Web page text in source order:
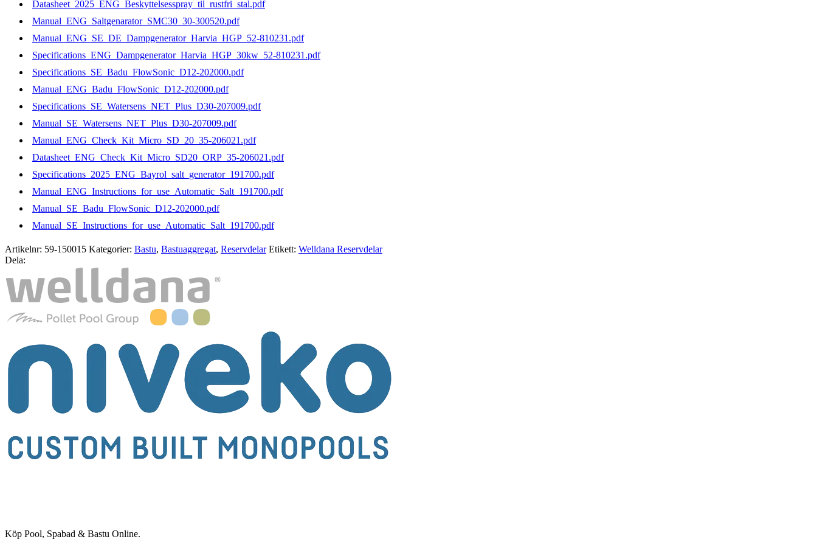
Datasheet_2025_ENG_Beskyttelsesspray_til_rustfri_stal.pdf
Manual_ENG_Saltgenarator_SMC30_30-300520.pdf
Manual_ENG_SE_DE_Dampgenerator_Harvia_HGP_52-810231.pdf
Specifications_ENG_Dampgenerator_Harvia_HGP_30kw_52-810231.pdf
Specifications_SE_Badu_FlowSonic_D12-202000.pdf
Manual_ENG_Badu_FlowSonic_D12-202000.pdf
Specifications_SE_Watersens_NET_Plus_D30-207009.pdf
Manual_SE_Watersens_NET_Plus_D30-207009.pdf
Manual_ENG_Check_Kit_Micro_SD_20_35-206021.pdf
Datasheet_ENG_Check_Kit_Micro_SD20_ORP_35-206021.pdf
Specifications_2025_ENG_Bayrol_salt_generator_191700.pdf
Manual_ENG_Instructions_for_use_Automatic_Salt_191700.pdf
Manual_SE_Badu_FlowSonic_D12-202000.pdf
Manual_SE_Instructions_for_use_Automatic_Salt_191700.pdf
Artikelnr: 59-150015 Kategorier: Bastu, Bastuaggregat, Reservdelar Etikett: Welldana Reservdelar
Dela:
Köp Pool, Spabad & Bastu Online.